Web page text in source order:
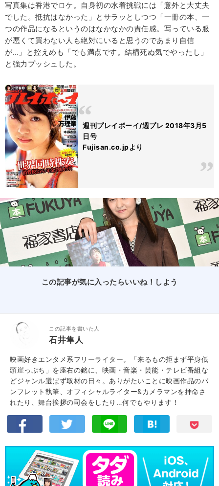
写真集は香港でロケ。自身初の水着挑戦には「意外と大丈夫
でした。抵抗はなかった」とサラッとしつつ「一冊の本、一
つの作品になるというのはなかなかの責任感。写っている服
が悪くて買わない人も絶対にいると思うのであまり自信
が…」と控えめも「でも満点です。結構死ぬ気でやったし」
と強力プッシュした。
週刊プレイボーイ/週プレ 2018年3月5
日号
Fujisan.co.jpより
この記事が気に入ったらいいね！しよう
この記事を書いた人
石井隼人
映画好きエンタメ系フリーライター。「来るもの拒まず平身低
頭崖っぷち」を座右の銘に、映画・音楽・芸能・テレビ番組な
どジャンル選ばず取材の日々。ありがたいことに映画作品のパ
ンフレット執筆、オフィシャルライター&カメラマンを拝命さ
れたり、舞台挨拶の司会をしたり…何でもやります！